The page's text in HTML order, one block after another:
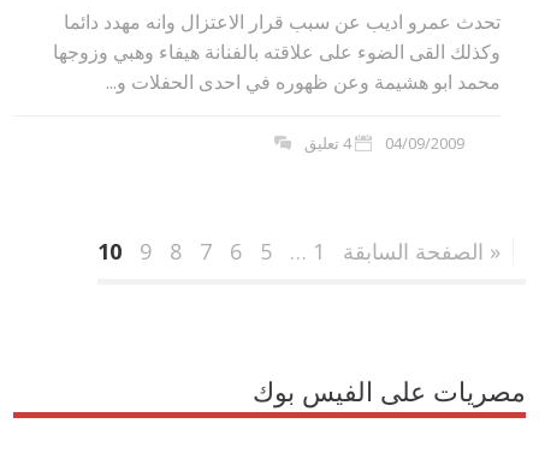
تحدث عمرو اديب عن سبب قرار الاعتزال وانه مهدد دائما
وكذلك القى الضوء على علاقته بالفنانة هيفاء وهبي وزوجها
محمد ابو هشيمة وعن ظهوره في احدى الحفلات و...
04/09/2009 4 تعليق
« الصفحة السابقة 1
…
5
6
7
8
9
10
مصريات على الفيس بوك